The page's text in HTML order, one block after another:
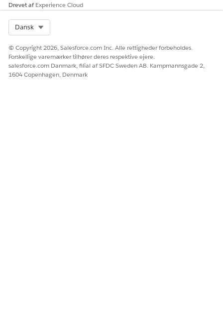
Drevet afExperience Cloud
Dansk
© Copyright 2026, Salesforce.com Inc. Alle rettigheder forbeholdes.
Forskellige varemærker tilhører deres respektive ejere.
salesforce.com Danmark, filial af SFDC Sweden AB. Kampmannsgade 2,
1604 Copenhagen, Denmark